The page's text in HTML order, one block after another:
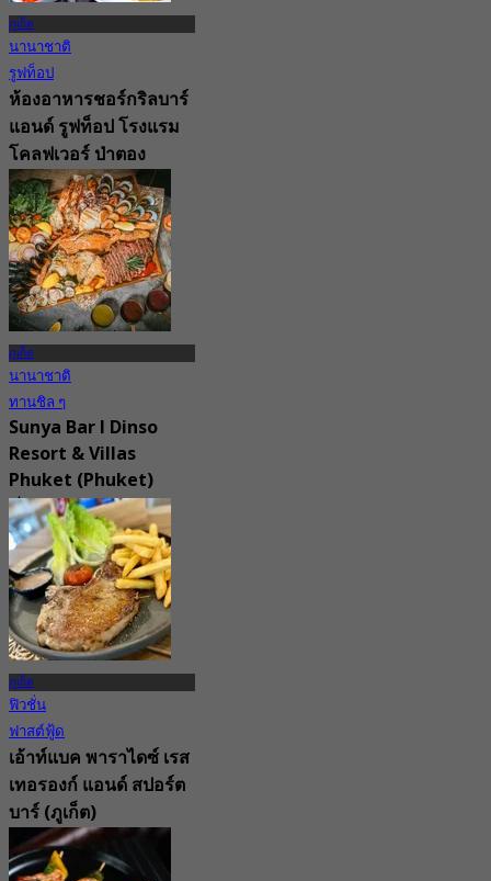
ภูเก็ต
นานาชาติ
รูฟท็อป
ห้องอาหารชอร์กริลบาร์
แอนด์ รูฟท็อป โรงแรม
โคลฟเวอร์ ป่าตอง
(ภูเก็ต)
New
3.9
จาก฿ 495
ภูเก็ต
นานาชาติ
ทานชิล ๆ
Sunya Bar l Dinso
Resort & Villas
Phuket (Phuket)
5.0
106 การจอง
จาก฿ 463.33
ภูเก็ต
ฟิวชั่น
ฟาสต์ฟู้ด
เอ้าท์แบค พาราไดซ์ เรส
เทอรองก์ แอนด์ สปอร์ต
บาร์ (ภูเก็ต)
New
จาก฿ 516.66